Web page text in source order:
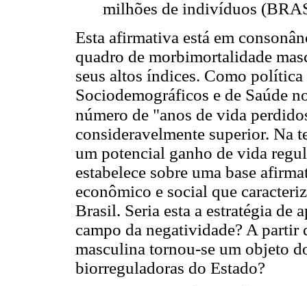
milhões de indivíduos
Esta afirmativa está em
quadro de morbimortalidade
seus altos índices. Como política
Sociodemográficos e de Saúde
número de "anos de vida
consideravelmente superior. Na
um potencial ganho de vida
estabelece sobre uma base
econômico e social que
Brasil. Seria esta a estratégia de
campo da negatividade? A partir
masculina tornou-se um objeto
biorreguladoras do Estado?